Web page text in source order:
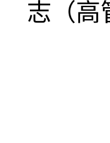
志（高